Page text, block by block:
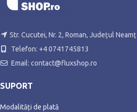
Str. Cucutei, Nr. 2, Roman, Județul Neamț
Telefon: +4 0741745813
Email: contact@fluxshop.ro
SUPORT
Modalități de plată